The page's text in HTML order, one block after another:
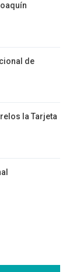
de
la Tarjeta